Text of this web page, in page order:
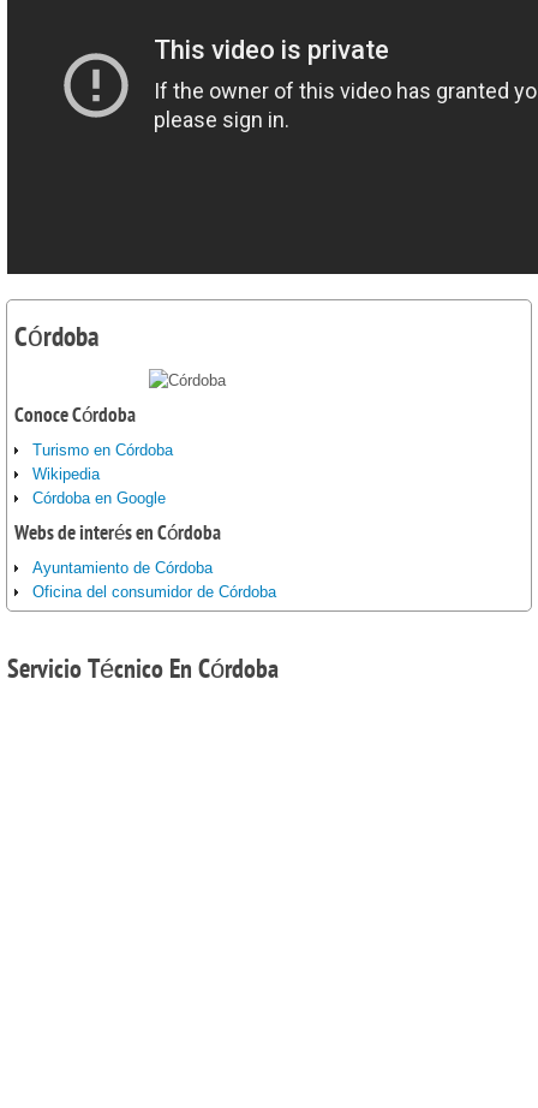
Córdoba
Conoce Córdoba
Turismo en Córdoba
Wikipedia
Córdoba en Google
Webs de interés en Córdoba
Ayuntamiento de Córdoba
Oficina del consumidor de Córdoba
ServicioTécnico En Córdoba